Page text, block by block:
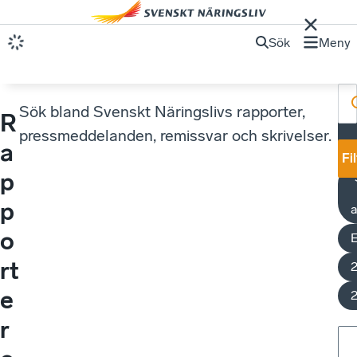
Sök Meny
R
a
p
p
o
rt
e
r
Sök bland Svenskt Näringslivs rapporter,
pressmeddelanden, remissvar och skrivelser.